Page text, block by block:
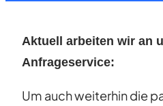
Aktuell arbeiten wir an
Anfrageservice:
Um auch weiterhin die